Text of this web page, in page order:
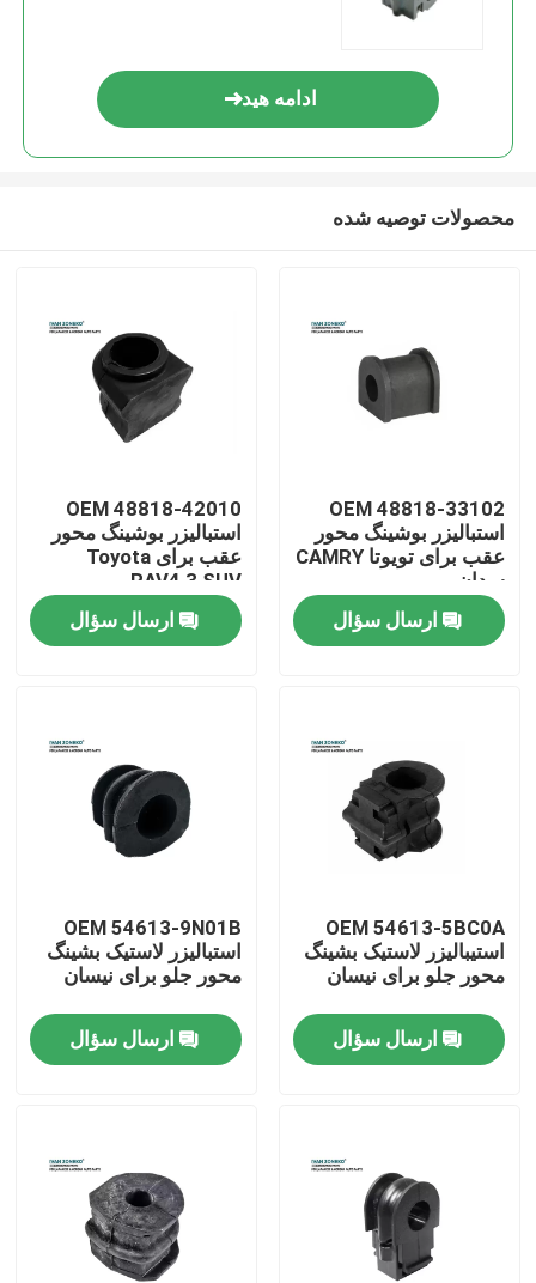
صفحه اصلی
نمایش واقعیت مجازی
تور کارخانه
کنترل کیفیت
ادامه هید
محصولات توصیه شده
OEM 48818-33102
استبالیزر بوشینگ محور
عقب برای تویوتا CAMRY
سدان
ارسال سؤال
OEM 48818-42010
استبالیزر بوشینگ محور
عقب برای Toyota
RAV4 3 SUV
ارسال سؤال
OEM 54613-5BC0A
استیبالیزر لاستیک بشینگ
محور جلو برای نیسان
ارسال سؤال
OEM 54613-9N01B
استبالیزر لاستیک بشینگ
محور جلو برای نیسان
ارسال سؤال